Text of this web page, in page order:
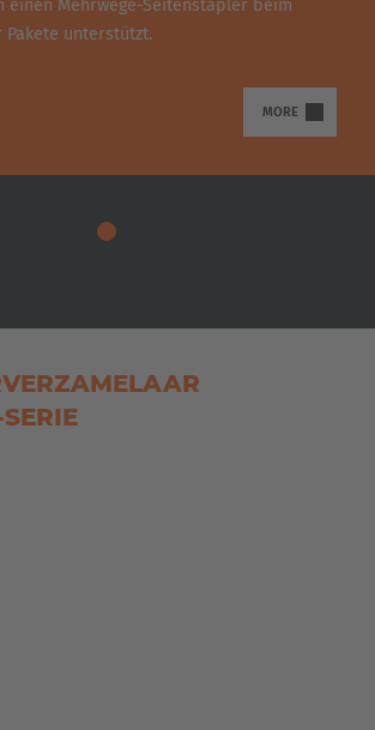
einen Mehrwege-Seitenstapler beim
Pakete unterstützt.
MORE